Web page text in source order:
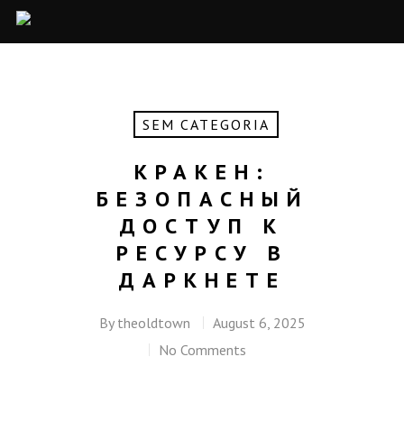
SEM CATEGORIA
КРАКЕН:
БЕЗОПАСНЫЙ
ДОСТУП К
РЕСУРСУ В
ДАРКНЕТЕ
By theoldtown
August 6, 2025
No Comments